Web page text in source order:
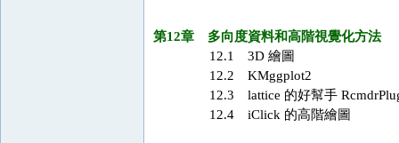
第12章 多向度資料和高階視覺化方法
12.1 3D 繪圖
12.2 KMggplot2
12.3 lattice 的好幫手
12.4 iClick 的高階繪圖